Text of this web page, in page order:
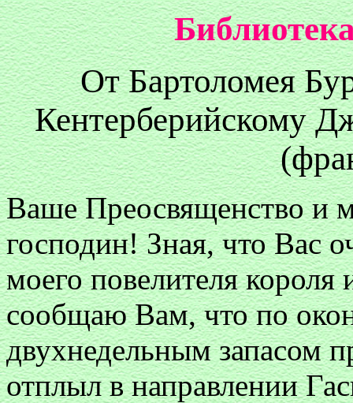
От Бартоломея
Кентерберийскому
Ваше Преосвященство и
господин! Зная, что Вас
моего повелителя
сообщаю Вам, что по
двухнедельным запасом
отплыл в направлении